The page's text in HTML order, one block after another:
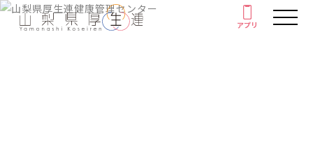
アプリ
アプリ